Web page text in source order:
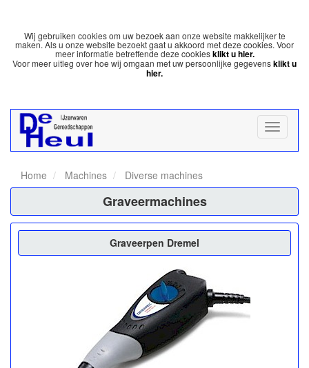
Wij gebruiken cookies om uw bezoek aan onze website makkelijker te
maken. Als u onze website bezoekt gaat u akkoord met deze cookies. Voor
meer informatie betreffende deze cookiesklikt u hier.
Voor meer uitleg over hoe wij omgaan met uw persoonlijke gegevensklikt u
hier.
Home Machines Diverse machines
Graveermachines
Graveerpen Dremel